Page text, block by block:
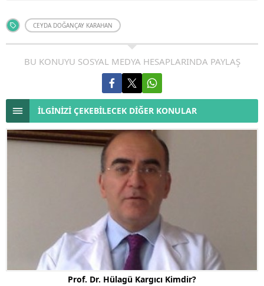
CEYDA DOĞANÇAY KARAHAN
BU KONUYU SOSYAL MEDYA HESAPLARINDA PAYLAŞ
İLGİNİZİ ÇEKEBİLECEK DİĞER KONULAR
Prof. Dr. Hülagü Kargıcı Kimdir?